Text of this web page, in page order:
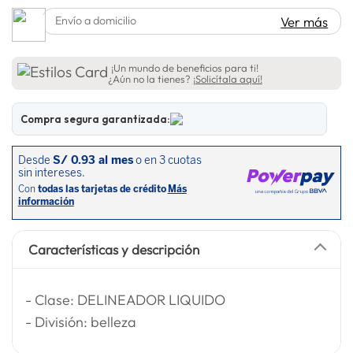
10 spiderman
Envío a domicilio Ver más
¡Un mundo de beneficios para ti!
¿Aún no la tienes? ¡Solicítala aquí!
Compra segura garantizada:
Características y descripción
- Clase: DELINEADOR LIQUIDO
- División: belleza